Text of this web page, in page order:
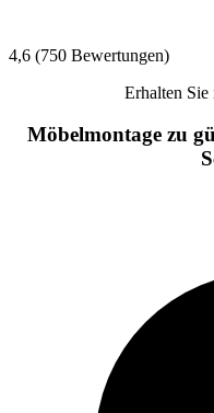
4,6 (750 Bewertungen)
Erhalten
Möbelmontage zu